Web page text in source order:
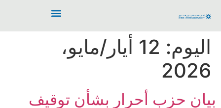
اليوم:
12 أيار/مايو،
2026
بيان حزب أحرار بشأن توقيف